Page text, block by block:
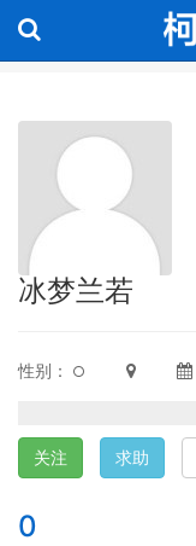
冰梦兰若
性别：
关注 求助
0